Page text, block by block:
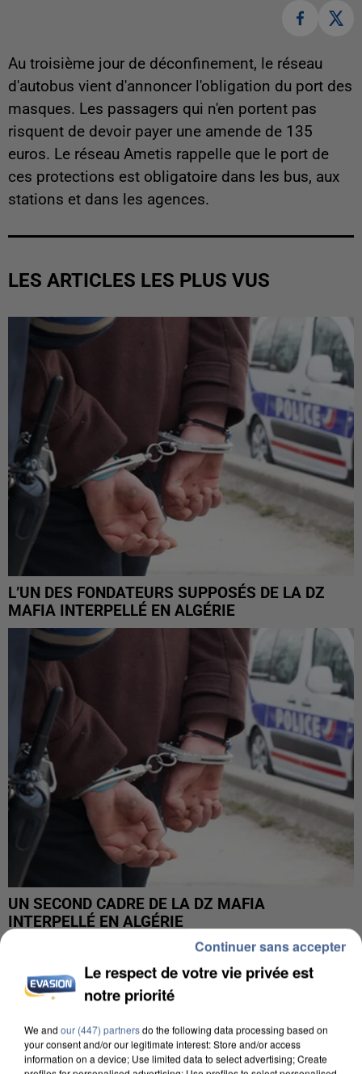
Au troisième jour de déconfinement, le réseau
d'autobus vient d'annoncer l'obligation du port des
masques. Les passagers qui n'en portent pas
risquent de devoir payer une amende de 135
euros. Le réseau Ametis rappelle que le port de
ces protections est obligatoire dans les bus, aux
stations et dans les agences.
LES ARTICLES LES PLUS VUS
L’UN DES FONDATEURS SUPPOSÉS DE LA DZ
MAFIA INTERPELLÉ EN ALGÉRIE
UN SECOND CADRE DE LA DZ MAFIA
INTERPELLÉ EN ALGÉRIE
Le respect de votre vie privée est
notre priorité
We and our (447) partnersdo the following data processing based on
your consent and/or our legitimate interest: Store and/or access
information on a device; Use limited data to select advertising; Create
Continuer sans accepter